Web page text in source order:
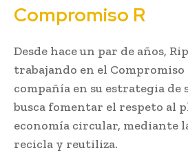
Compromiso R
Desde hace un par de años,
trabajando en el
compañía en su estrategia de
busca fomentar el respeto al
economía circular, mediante
recicla y reutiliza.